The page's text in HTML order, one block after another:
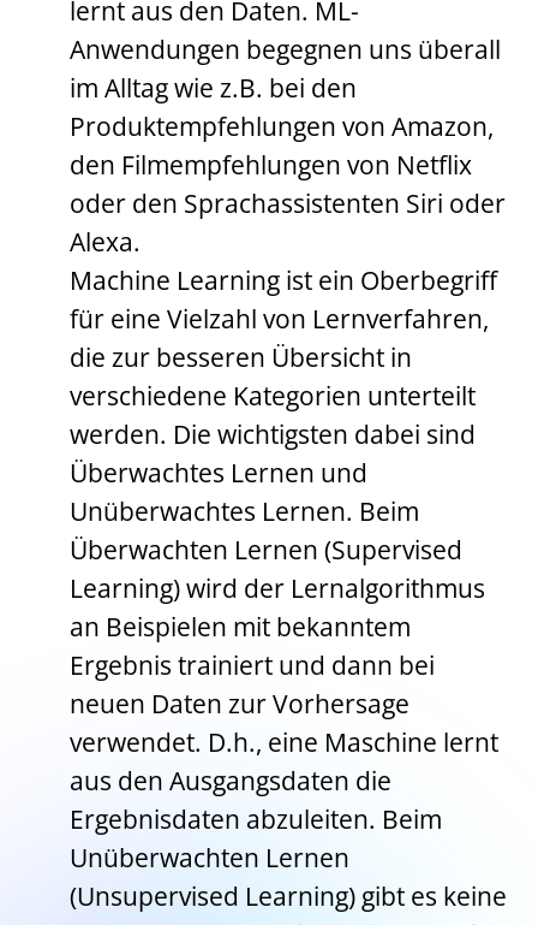
lernt aus den Daten. ML-
Anwendungen begegnen uns überall
im Alltag wie z.B. bei den
Produktempfehlungen von Amazon,
den Filmempfehlungen von Netflix
oder den Sprachassistenten Siri oder
Alexa.
Machine Learning ist ein Oberbegriff
für eine Vielzahl von Lernverfahren,
die zur besseren Übersicht in
verschiedene Kategorien unterteilt
werden. Die wichtigsten dabei sind
Überwachtes Lernen und
Unüberwachtes Lernen. Beim
Überwachten Lernen (Supervised
Learning) wird der Lernalgorithmus
an Beispielen mit bekanntem
Ergebnis trainiert und dann bei
neuen Daten zur Vorhersage
verwendet. D.h., eine Maschine lernt
aus den Ausgangsdaten die
Ergebnisdaten abzuleiten. Beim
Unüberwachten Lernen
(Unsupervised Learning) gibt es keine